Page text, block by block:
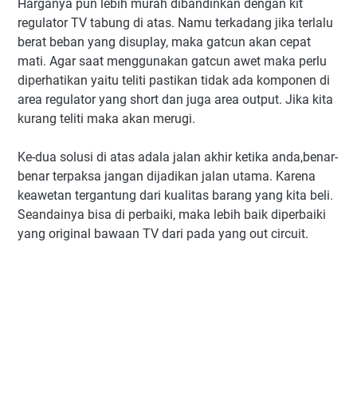
Harganya pun lebih murah dibandinkan dengan kit
regulator TV tabung di atas. Namu terkadang jika terlalu
berat beban yang disuplay, maka gatcun akan cepat
mati. Agar saat menggunakan gatcun awet maka perlu
diperhatikan yaitu teliti pastikan tidak ada komponen di
area regulator yang short dan juga area output. Jika kita
kurang teliti maka akan merugi.
Ke-dua solusi di atas adala jalan akhir ketika anda,benar-
benar terpaksa jangan dijadikan jalan utama. Karena
keawetan tergantung dari kualitas barang yang kita beli.
Seandainya bisa di perbaiki, maka lebih baik diperbaiki
yang original bawaan TV dari pada yang out circuit.